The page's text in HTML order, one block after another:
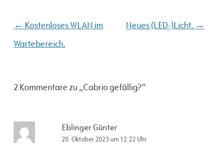
Beitragsnavigation
← Kostenloses WLAN im
Wartebereich.
Neues (LED-)Licht. →
2 Kommentare zu „Cabrio gefällig?“
Eblinger Günter
20. Oktober 2023 um 12:22 Uhr